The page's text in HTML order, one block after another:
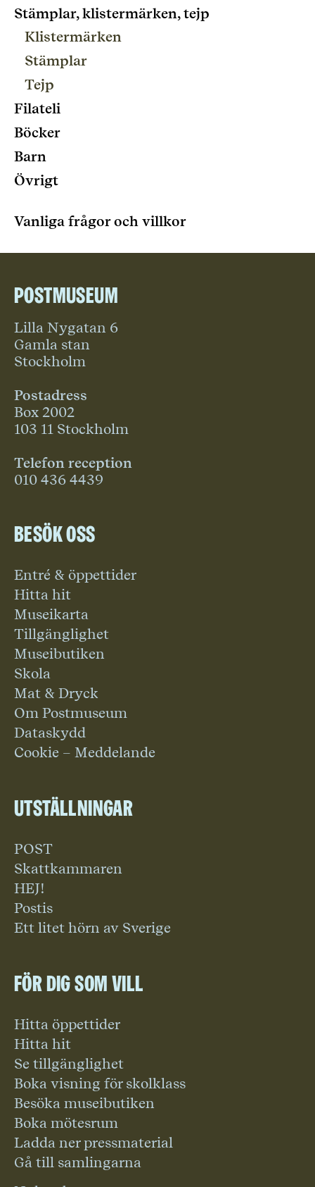
Stämplar, klistermärken, tejp
Klistermärken
Stämplar
Tejp
Filateli
Böcker
Barn
Övrigt
Vanliga frågor och villkor
Postmuseum
Lilla Nygatan 6
Gamla stan
Stockholm
Postadress
Box 2002
103 11 Stockholm
Telefon reception
010 436 4439
Besök oss
Entré & öppettider
Hitta hit
Museikarta
Tillgänglighet
Museibutiken
Skola
Mat & Dryck
Om Postmuseum
Dataskydd
Cookie – Meddelande
Utställningar
POST
Skattkammaren
HEJ!
Postis
Ett litet hörn av Sverige
För dig som vill
Hitta öppettider
Hitta hit
Se tillgänglighet
Boka visning för skolklass
Besöka museibutiken
Boka mötesrum
Ladda ner pressmaterial
Gå till samlingarna